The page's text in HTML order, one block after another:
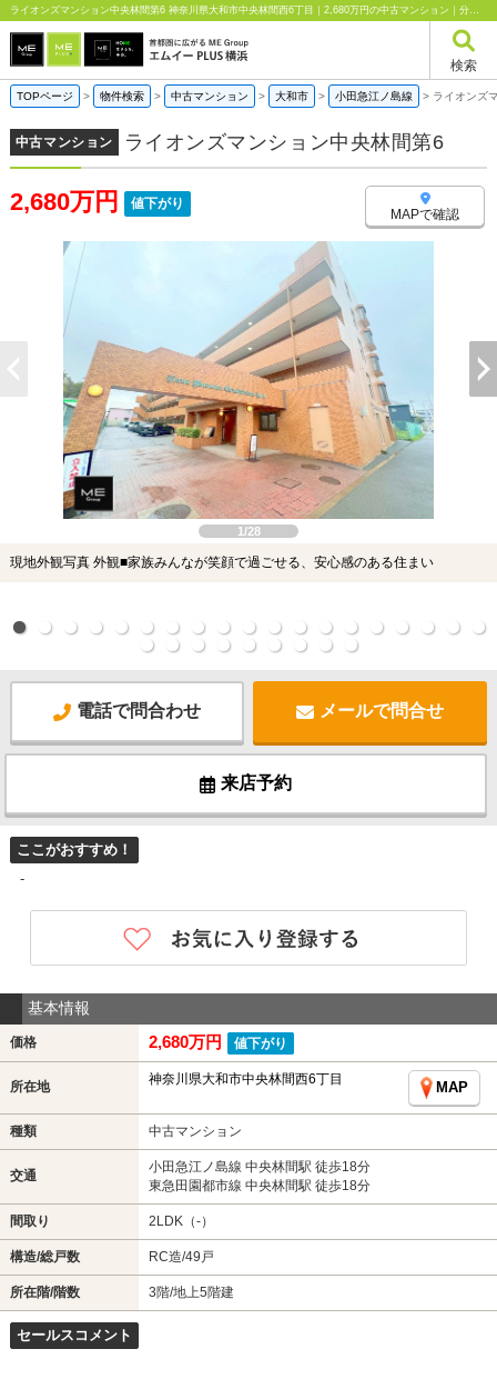
ライオンズマンション中央林間第6 神奈川県大和市中央林間西6丁目｜2,680万円の中古マンション｜分譲住宅や新築物件｜エムイーPLUS横浜
検索
TOPページ > 物件検索 > 中古マンション > 大和市 > 小田急江ノ島線 > ライオンズ
中古マンション ライオンズマンション中央林間第6
2,680万円 値下がり
MAPで確認
1/28
現地外観写真 外観■家族みんなが笑顔で過ごせる、安心感のある住まい
電話で問合わせ メールで問合せ
来店予約
ここがおすすめ！
-
基本情報
価格 2,680万円 値下がり
所在地 神奈川県大和市中央林間西6丁目
MAP
種類 中古マンション
交通
小田急江ノ島線 中央林間駅 徒歩18分
東急田園都市線 中央林間駅 徒歩18分
間取り 2LDK（-）
構造/総戸数 RC造/49戸
所在階/階数 3階/地上5階建
セールスコメント